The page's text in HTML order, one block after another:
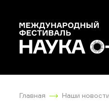
Главная Наши новости